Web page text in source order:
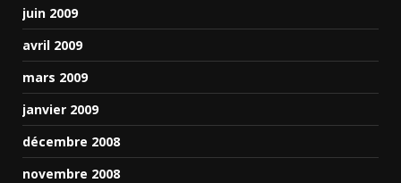
juin 2009
avril 2009
mars 2009
janvier 2009
décembre 2008
novembre 2008